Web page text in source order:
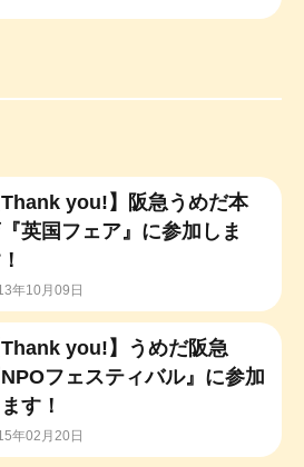
Thank you!】阪急うめだ本
英国フェア』に参加しま
年10月09日
Thank you!】うめだ阪急
NPOフェスティバル』に参加
す！
年02月20日